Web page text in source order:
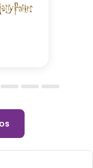
uso:
e